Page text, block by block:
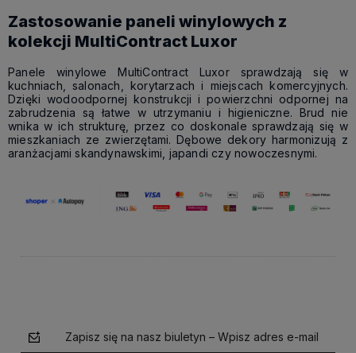
Zastosowanie paneli winylowych z
kolekcji MultiContract Luxor
Panele winylowe MultiContract Luxor sprawdzają się w
kuchniach, salonach, korytarzach i miejscach komercyjnych.
Dzięki wodoodpornej konstrukcji i powierzchni odpornej na
zabrudzenia są łatwe w utrzymaniu i higieniczne. Brud nie
wnika w ich strukturę, przez co doskonale sprawdzają się w
mieszkaniach ze zwierzętami. Dębowe dekory harmonizują z
aranżacjami skandynawskimi, japandi czy nowoczesnymi.
Zapisz się na nasz biuletyn – Wpisz adres e-mail